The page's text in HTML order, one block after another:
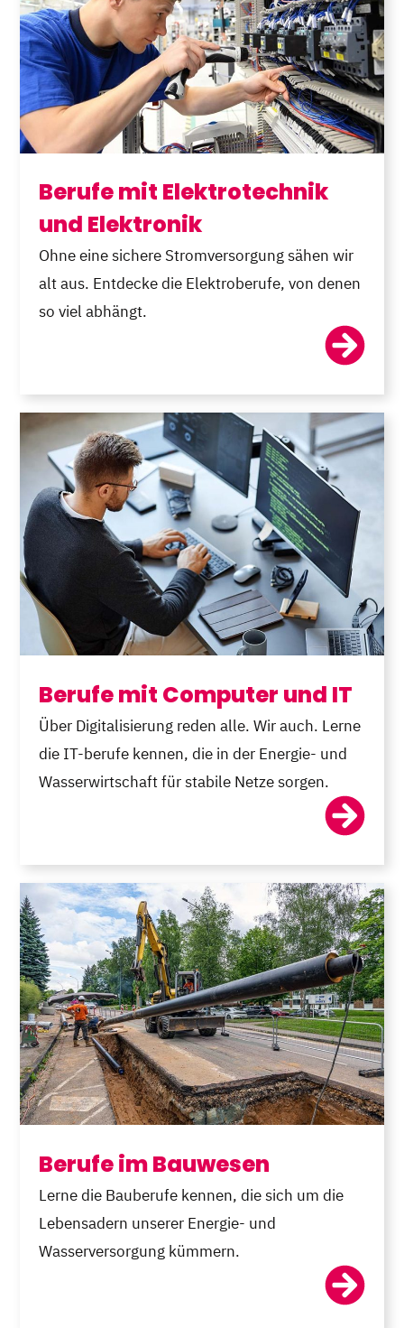
Berufe mit Elektrotechnik
und Elektronik
Ohne eine sichere Stromversorgung sähen wir
alt aus. Entdecke die Elektroberufe, von denen
so viel abhängt.
Berufe mit Computer und IT
Über Digitalisierung reden alle. Wir auch. Lerne
die IT-berufe kennen, die in der Energie- und
Wasserwirtschaft für stabile Netze sorgen.
Berufe im Bauwesen
Lerne die Bauberufe kennen, die sich um die
Lebensadern unserer Energie- und
Wasserversorgung kümmern.